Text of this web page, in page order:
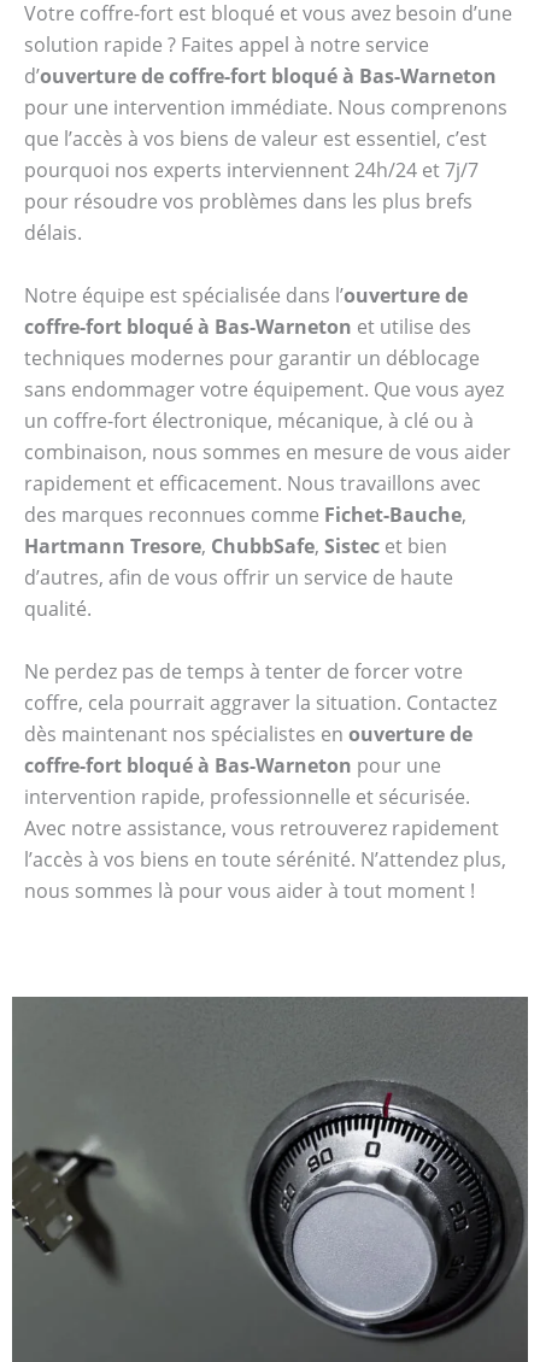
Votre coffre-fort est bloqué et vous avez besoin d’une
solution rapide ? Faites appel à notre service
d’ouverture de coffre-fort bloqué à Bas-Warneton
pour une intervention immédiate. Nous comprenons
que l’accès à vos biens de valeur est essentiel, c’est
pourquoi nos experts interviennent 24h/24 et 7j/7
pour résoudre vos problèmes dans les plus brefs
délais.
Notre équipe est spécialisée dans l’ouverture de
coffre-fort bloqué à Bas-Warneton et utilise des
techniques modernes pour garantir un déblocage
sans endommager votre équipement. Que vous ayez
un coffre-fort électronique, mécanique, à clé ou à
combinaison, nous sommes en mesure de vous aider
rapidement et efficacement. Nous travaillons avec
des marques reconnues comme Fichet-Bauche,
Hartmann Tresore, ChubbSafe, Sistec et bien
d’autres, afin de vous offrir un service de haute
qualité.
Ne perdez pas de temps à tenter de forcer votre
coffre, cela pourrait aggraver la situation. Contactez
dès maintenant nos spécialistes en ouverture de
coffre-fort bloqué à Bas-Warneton pour une
intervention rapide, professionnelle et sécurisée.
Avec notre assistance, vous retrouverez rapidement
l’accès à vos biens en toute sérénité. N’attendez plus,
nous sommes là pour vous aider à tout moment !